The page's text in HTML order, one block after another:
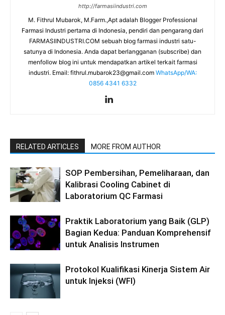
http://farmasiindustri.com
M. Fithrul Mubarok, M.Farm.,Apt adalah Blogger Professional
Farmasi Industri pertama di Indonesia, pendiri dan pengarang dari
FARMASIINDUSTRI.COM sebuah blog farmasi industri satu-
satunya di Indonesia. Anda dapat berlangganan (subscribe) dan
menfollow blog ini untuk mendapatkan artikel terkait farmasi
industri. Email: fithrul.mubarok23@gmail.com WhatsApp/WA:
0856 4341 6332
RELATED ARTICLES MORE FROM AUTHOR
SOP Pembersihan, Pemeliharaan, dan
Kalibrasi Cooling Cabinet di
Laboratorium QC Farmasi
Praktik Laboratorium yang Baik (GLP)
Bagian Kedua: Panduan Komprehensif
untuk Analisis Instrumen
Protokol Kualifikasi Kinerja Sistem Air
untuk Injeksi (WFI)